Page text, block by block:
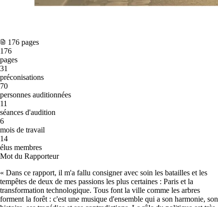
176 pages
176
pages
31
préconisations
70
personnes auditionnées
11
séances d'audition
6
mois de travail
14
élus membres
Mot du Rapporteur
« Dans ce rapport, il m'a fallu consigner avec soin les batailles et les
tempêtes de deux de mes passions les plus certaines : Paris et la
transformation technologique. Tous font la ville comme les arbres
forment la forêt : c'est une musique d'ensemble qui a son harmonie, son